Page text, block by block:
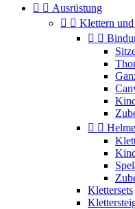
  Ausrüstung
  Klettern
 
  Helme
Klettersets